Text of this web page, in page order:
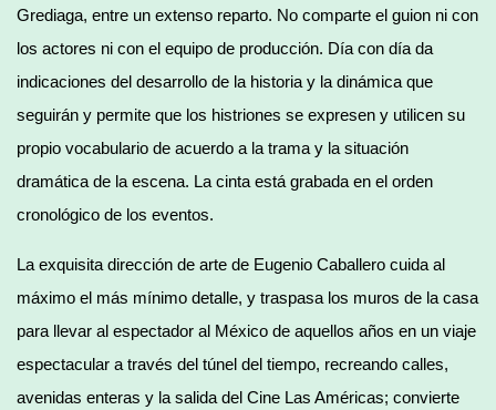
Grediaga, entre un extenso reparto. No comparte el guion ni con
los actores ni con el equipo de producción. Día con día da
indicaciones del desarrollo de la historia y la dinámica que
seguirán y permite que los histriones se expresen y utilicen su
propio vocabulario de acuerdo a la trama y la situación
dramática de la escena. La cinta está grabada en el orden
cronológico de los eventos.
La exquisita dirección de arte de Eugenio Caballero cuida al
máximo el más mínimo detalle, y traspasa los muros de la casa
para llevar al espectador al México de aquellos años en un viaje
espectacular a través del túnel del tiempo, recreando calles,
avenidas enteras y la salida del Cine Las Américas; convierte